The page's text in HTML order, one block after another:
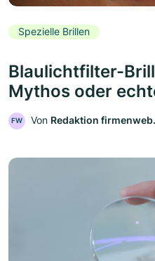
Spezielle Brillen
Blaulichtfilter-
Mythos oder
FW Von Redaktion